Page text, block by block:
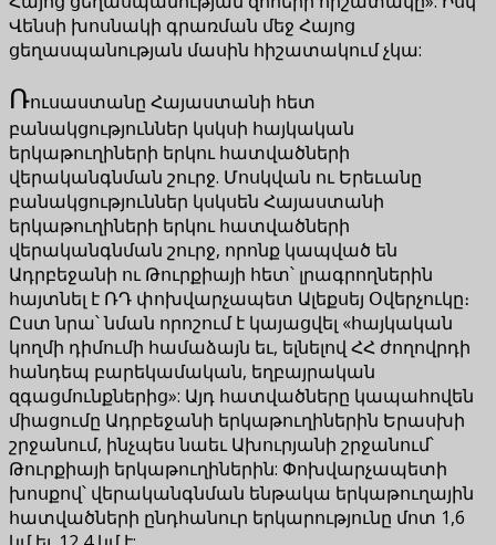
Վենսի խոսնակի գրառման մեջ Հայոց
ցեղասպանության մասին հիշատակում չկա:
Ռուսաստանը Հայաստանի հետ
բանակցություններ կսկսի հայկական
երկաթուղիների երկու հատվածների
վերականգնման շուրջ. Մոսկվան ու Երեւանը
բանակցություններ կսկսեն Հայաստանի
երկաթուղիների երկու հատվածների
վերականգնման շուրջ, որոնք կապված են
Ադրբեջանի ու Թուրքիայի հետ՝ լրագրողներին
հայտնել է ՌԴ փոխվարչապետ Ալեքսեյ Օվերչուկը։
Ըստ նրա՝ նման որոշում է կայացվել «հայկական
կողմի դիմումի համաձայն եւ, ելնելով ՀՀ ժողովրդի
հանդեպ բարեկամական, եղբայրական
զգացմունքներից»: Այդ հատվածները կապահովեն
միացումը Ադրբեջանի երկաթուղիներին Երասխի
շրջանում, ինչպես նաեւ Ախուրյանի շրջանում՝
Թուրքիայի երկաթուղիներին: Փոխվարչապետի
խոսքով՝ վերականգնման ենթակա երկաթուղային
հատվածների ընդհանուր երկարությունը մոտ 1,6